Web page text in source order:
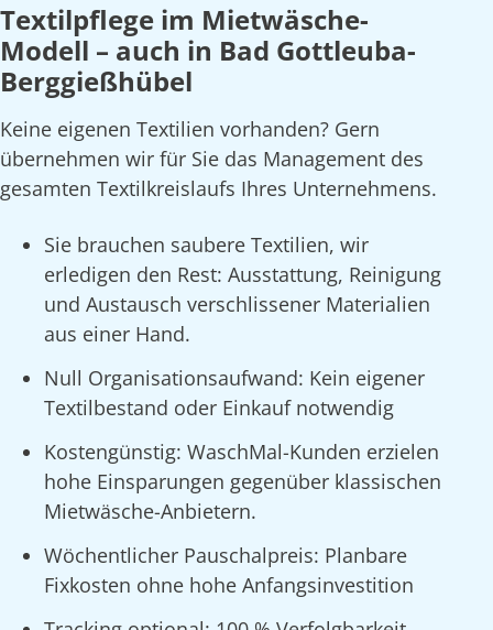
Textilpflege im Mietwäsche-
Modell – auch in Bad Gottleuba-
Berggießhübel
Keine eigenen Textilien vorhanden? Gern
übernehmen wir für Sie das Management des
gesamten Textilkreislaufs Ihres Unternehmens.
Sie brauchen saubere Textilien, wir
erledigen den Rest: Ausstattung, Reinigung
und Austausch verschlissener Materialien
aus einer Hand.
Null Organisationsaufwand: Kein eigener
Textilbestand oder Einkauf notwendig
Kostengünstig: WaschMal-Kunden erzielen
hohe Einsparungen gegenüber klassischen
Mietwäsche-Anbietern.
Wöchentlicher Pauschalpreis: Planbare
Fixkosten ohne hohe Anfangsinvestition